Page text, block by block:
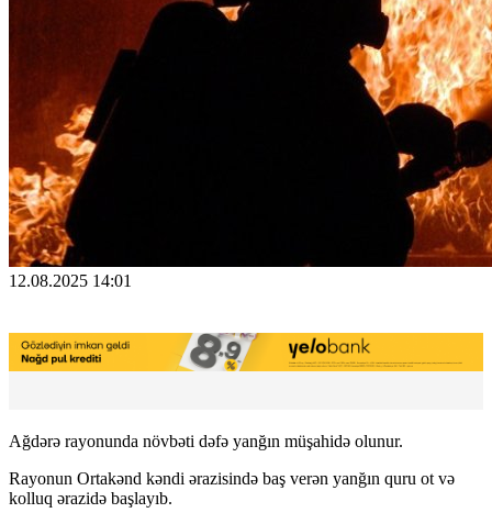
12.08.2025 14:01
Ağdərə rayonunda növbəti dəfə yanğın müşahidə olunur.
Rayonun Ortakənd kəndi ərazisində baş verən yanğın quru ot və
kolluq ərazidə başlayıb.